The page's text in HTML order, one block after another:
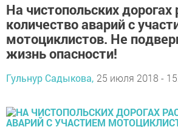
На чистопольских дорогах
количество аварий с
мотоциклистов. Не
жизнь опасности!
Гульнур Садыкова, 25 июля 2018 -